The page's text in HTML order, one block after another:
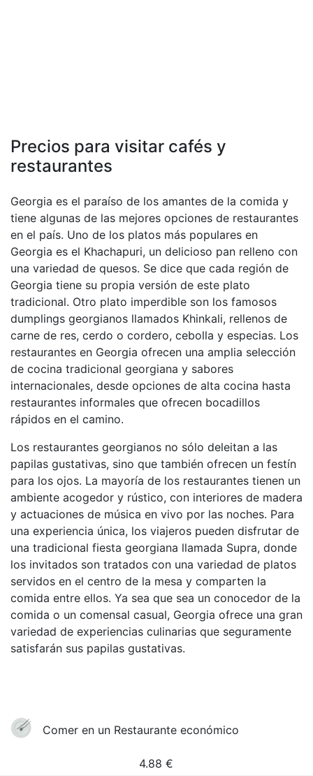
Precios para visitar cafés y
restaurantes
Georgia es el paraíso de los amantes de la comida y
tiene algunas de las mejores opciones de restaurantes
en el país. Uno de los platos más populares en
Georgia es el Khachapuri, un delicioso pan relleno con
una variedad de quesos. Se dice que cada región de
Georgia tiene su propia versión de este plato
tradicional. Otro plato imperdible son los famosos
dumplings georgianos llamados Khinkali, rellenos de
carne de res, cerdo o cordero, cebolla y especias. Los
restaurantes en Georgia ofrecen una amplia selección
de cocina tradicional georgiana y sabores
internacionales, desde opciones de alta cocina hasta
restaurantes informales que ofrecen bocadillos
rápidos en el camino.
Los restaurantes georgianos no sólo deleitan a las
papilas gustativas, sino que también ofrecen un festín
para los ojos. La mayoría de los restaurantes tienen un
ambiente acogedor y rústico, con interiores de madera
y actuaciones de música en vivo por las noches. Para
una experiencia única, los viajeros pueden disfrutar de
una tradicional fiesta georgiana llamada Supra, donde
los invitados son tratados con una variedad de platos
servidos en el centro de la mesa y comparten la
comida entre ellos. Ya sea que sea un conocedor de la
comida o un comensal casual, Georgia ofrece una gran
variedad de experiencias culinarias que seguramente
satisfarán sus papilas gustativas.
Comer en un Restaurante económico
4.88 €